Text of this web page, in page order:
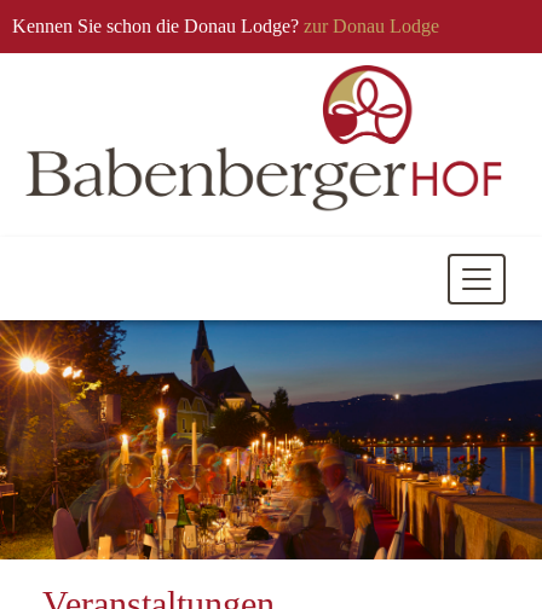
Kennen Sie schon die Donau Lodge? zur Donau Lodge
Mobile